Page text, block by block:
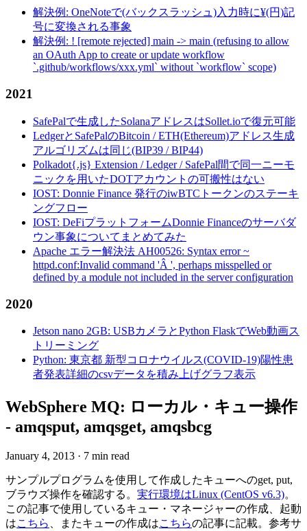
解決例: OneNoteで(バックスラッシュ)入力時に¥(円)記
号に変換される事象
解決例: ! [remote rejected] main -> main (refusing to allow
an OAuth App to create or update workflow
`.github/workflows/xxx.yml` without `workflow` scope)
2021
SafePalで生成したSolanaアドレスはSollet.ioで復元可能
LedgerとSafePalのBitcoin / ETH(Ethereum)アドレス生成
アルゴリズムは同じ(BIP39 / BIP44)
Polkadot{.js} Extension / Ledger / SafePal間で同一ニーモ
ニックを用いたDOTアカウントの可搬性はない
IOST: Donnie Finance 発行のiwBTCトークンのステーキ
ングフロー
IOST: DeFiプラットフォームDonnie Financeのサーバダ
ウン事象についてまとめてみた
Apache エラー解決法 AH00526: Syntax error ~
httpd.conf:Invalid command 'Â ', perhaps misspelled or
defined by a module not included in the server configuration
2020
Jetson nano 2GB: USBカメラとPython FlaskでWeb動画ス
トリーミング
Python: 東京都 新型コロナウイルス(COVID-19)陽性患
者発表詳細のcsvデータを積み上げグラフ表示
WebSphere MQ: ローカル・キュー操作
- amqsput, amqsget, amqsbcg
January 4, 2013 · 7 min read
サンプルプログラムを使用して作成したキューへのget, put,
ブラウズ操作を確認する。 実行環境はLinux (CentOS v6.3)。
この記事で使用しているキュー・マネージャーの作成、起動
はこちら 、またキューの作成はこちらの記事に記載。参考サ